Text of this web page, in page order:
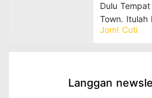
Jom! Cuti
Dulu
Town. Itulah
Terletak Di
Langgan